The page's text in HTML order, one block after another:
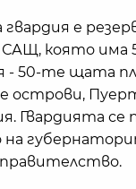
е
САЩ, която има
- 50-те щата
острови,
Гвардията се